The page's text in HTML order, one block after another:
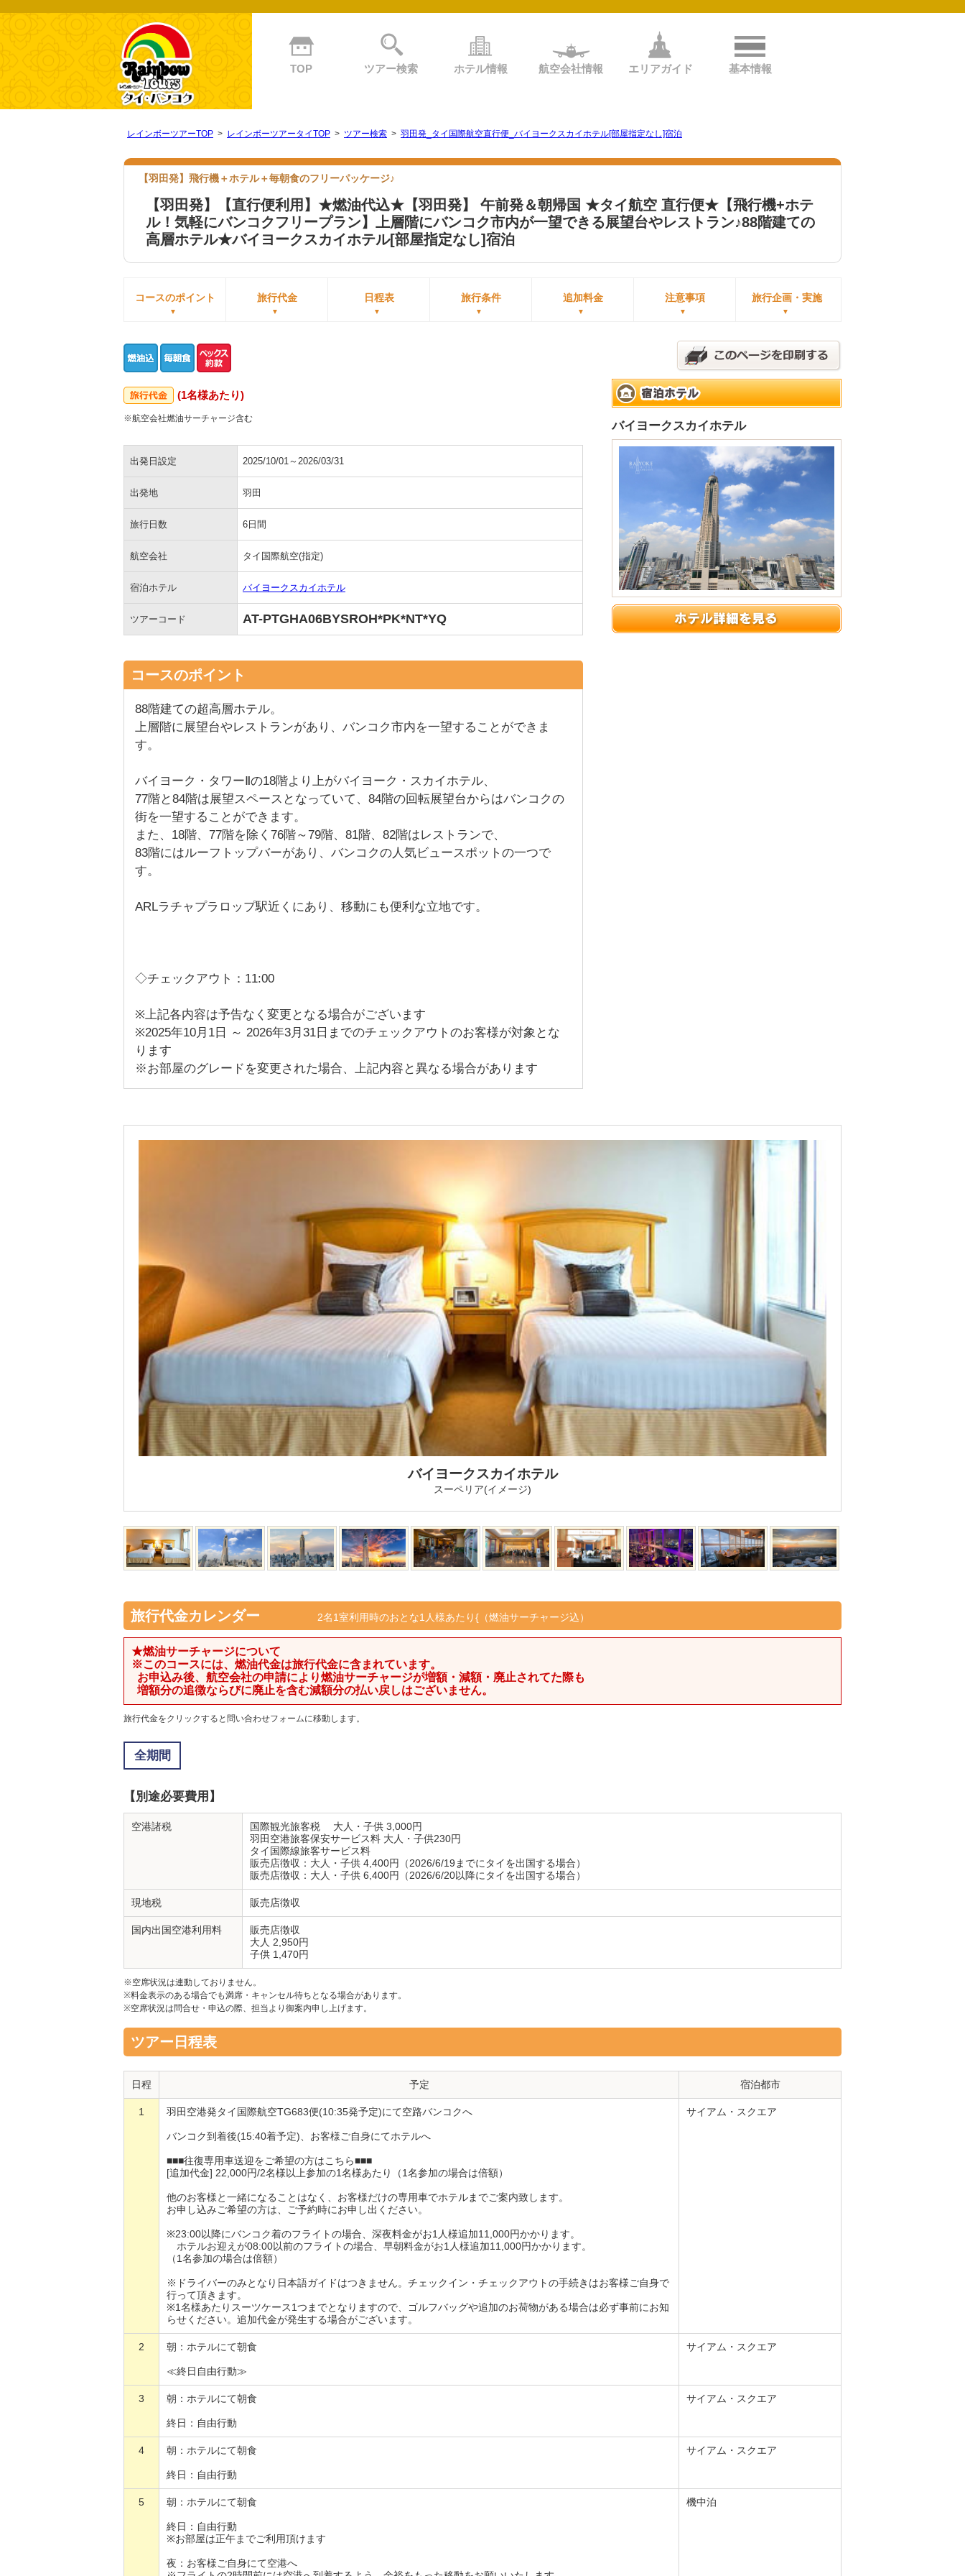
TOP ツアー検索 ホテル情報 航空会社情報 エリアガイド 基本情報
レインボーツアーTOP > レインボーツアータイTOP > ツアー検索 > 羽田発_タイ国際航空直行便_バイヨークスカイホテル[部屋指定なし]宿泊
【羽田発】飛行機＋ホテル＋毎朝食のフリーパッケージ♪
【羽田発】【直行便利用】★燃油代込★【羽田発】 午前発＆朝帰国 ★タイ航空 直行便★【飛行機+ホテ
ル！気軽にバンコクフリープラン】上層階にバンコク市内が一望できる展望台やレストラン♪88階建ての
高層ホテル★バイヨークスカイホテル[部屋指定なし]宿泊
コースのポイント
▼
旅行代金
▼
日程表
▼
旅行条件
▼
追加料金
▼
注意事項
▼
旅行企画・実施
▼
(1名様あたり)
※航空会社燃油サーチャージ含む
出発日設定 2025/10/01～2026/03/31
出発地 羽田
旅行日数 6日間
航空会社 タイ国際航空(指定)
宿泊ホテル バイヨークスカイホテル
ツアーコード AT-PTGHA06BYSROH*PK*NT*YQ
コースのポイント
88階建ての超高層ホテル。
上層階に展望台やレストランがあり、バンコク市内を一望することができま
す。
バイヨーク・タワーⅡの18階より上がバイヨーク・スカイホテル、
77階と84階は展望スペースとなっていて、84階の回転展望台からはバンコクの
街を一望することができます。
また、18階、77階を除く76階～79階、81階、82階はレストランで、
83階にはルーフトップバーがあり、バンコクの人気ビュースポットの一つで
す。
ARLラチャプラロップ駅近くにあり、移動にも便利な立地です。
◇チェックアウト：11:00
※上記各内容は予告なく変更となる場合がございます
※2025年10月1日 ～ 2026年3月31日までのチェックアウトのお客様が対象とな
ります
※お部屋のグレードを変更された場合、上記内容と異なる場合があります
バイヨークスカイホテル
バイヨークスカイホテル
スーペリア(イメージ)
旅行代金カレンダー 2名1室利用時のおとな1人様あたり{（燃油サーチャージ込）
★燃油サーチャージについて
※このコースには、燃油代金は旅行代金に含まれています。
お申込み後、航空会社の申請により燃油サーチャージが増額・減額・廃止されてた際も
増額分の追徴ならびに廃止を含む減額分の払い戻しはございません。
旅行代金をクリックすると問い合わせフォームに移動します。
全期間
【別途必要費用】
空港諸税 国際観光旅客税
大人・子供 3,000円
羽田空港旅客保安サービス料 大人・子供230円
タイ国際線旅客サービス料
販売店徴収：大人・子供 4,400円（2026/6/19までにタイを出国する場合）
販売店徴収：大人・子供 6,400円（2026/6/20以降にタイを出国する場合）
現地税 販売店徴収
国内出国空港利用料
販売店徴収
大人 2,950円
子供 1,470円
※空席状況は連動しておりません。
※料金表示のある場合でも満席・キャンセル待ちとなる場合があります。
※空席状況は問合せ・申込の際、担当より御案内申し上げます。
ツアー日程表
日程 予定 宿泊都市
1 羽田空港発タイ国際航空TG683便(10:35発予定)にて空路バンコクへ
バンコク到着後(15:40着予定)、お客様ご自身にてホテルへ
■■■往復専用車送迎をご希望の方はこちら■■■
[追加代金] 22,000円/2名様以上参加の1名様あたり（1名参加の場合は倍額）
他のお客様と一緒になることはなく、お客様だけの専用車でホテルまでご案内致します。
お申し込みご希望の方は、ご予約時にお申し出ください。
※23:00以降にバンコク着のフライトの場合、深夜料金がお1人様追加11,000円かかります。
ホテルお迎えが08:00以前のフライトの場合、早朝料金がお1人様追加11,000円かかります。
（1名参加の場合は倍額）
※ドライバーのみとなり日本語ガイドはつきません。チェックイン・チェックアウトの手続きはお客様ご自身で
行って頂きます。
※1名様あたりスーツケース1つまでとなりますので、ゴルフバッグや追加のお荷物がある場合は必ず事前にお知
らせください。追加代金が発生する場合がございます。
サイアム・スクエア
2 朝：ホテルにて朝食
≪終日自由行動≫
サイアム・スクエア
3 朝：ホテルにて朝食
終日：自由行動
サイアム・スクエア
4 朝：ホテルにて朝食
終日：自由行動
サイアム・スクエア
5 朝：ホテルにて朝食
終日：自由行動
※お部屋は正午までご利用頂けます
夜：お客様ご自身にて空港へ
機中泊